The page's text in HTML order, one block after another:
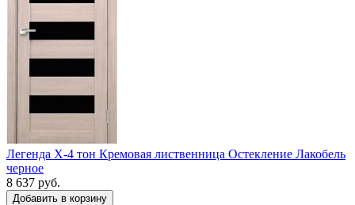
Легенда X-4 тон Кремовая лиственница Остекление Лакобель
черное
8 637 руб.